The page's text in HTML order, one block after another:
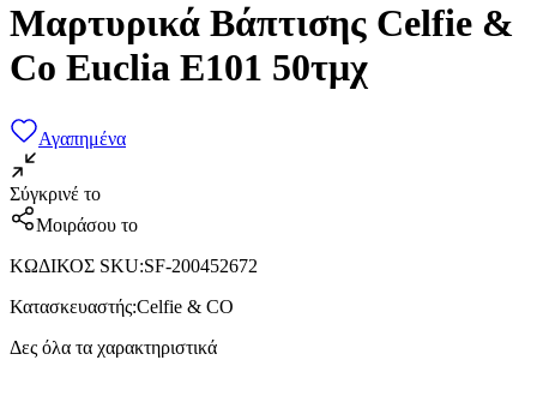
Μαρτυρικά Βάπτισης Celfie &
Co Euclia E101 50τμχ
Αγαπημένα
Σύγκρινέ το
Μοιράσου το
ΚΩΔΙΚΟΣ SKU:SF-200452672
Κατασκευαστής:Celfie & CO
Δες όλα τα χαρακτηριστικά